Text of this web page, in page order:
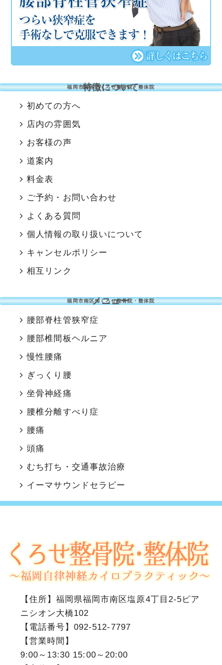
福岡市南区のくろせ整骨院・整体院
特徴について
初めての方へ
店内の雰囲気
お客様の声
道案内
料金表
ご予約・お問い合わせ
よくある質問
個人情報の取り扱いについて
キャンセルポリシー
相互リンク
福岡市南区のくろせ整骨院・整体院
メニュー
腰部脊柱管狭窄症
腰部椎間板ヘルニア
慢性腰痛
ぎっくり腰
坐骨神経痛
腰椎分離すべり症
腰痛
頭痛
むち打ち・交通事故治療
イーマサウンドセラピー
【住所】 福岡県福岡市南区塩原4丁目2-5ピア
ニシオン大橋102
【電話番号】092-512-7797
【営業時間】
9:00～13:30 15:00～20:00